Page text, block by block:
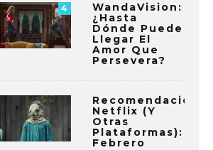
4
WandaVision:
¿Hasta
Dónde Puede
Llegar El
Amor Que
Persevera?
Recomendaciones
Netflix (y
Otras
Plataformas):
Febrero